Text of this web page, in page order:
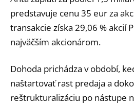
predstavuje cenu 35 eur za
transakcie získa 29,06 % akcií
najväčším akcionárom.
Dohoda prichádza v období,
naštartovať rast predaja a
reštrukturalizáciu po nástupe